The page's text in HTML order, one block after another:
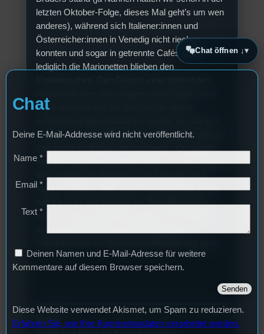
letzten Oktober-Folge, dieses Mal geht’s um wen
anderes), während sich Italiener:innen und
Österreicher:innen in Venedig nicht riechen
konnten und sogar in getrennte Cafés gingen,
lediglich die Marionetten blieben den
wenn das was mit der Geschichte dieser
eben so viele Erzählungen ranken mögen wie um
aktueller Spanienaufenthalt etwas mit der Auswahl
der monatlichen Fakten zu tun hat, lässt sich
stark vermuten, denn auch zum Ende der Folge
hält sie euch mit Spanien im TimeWarp-Bann,
wenn es etwa 100 Jahre später um Propaganda
Musik:
Chat öffnen ↓
Chat
Deine E-Mail-Addresse wird nicht veröffentlicht.
Name *
Email *
Text *
Deinen Namen und E-Mail-Adresse für weitere
Kommentare auf diesem Browser speichern.
Diese Website verwendet Akismet, um Spam zu reduzieren.
Erfahren Sie, wie Ihre Kommentardaten verarbeitet werden.